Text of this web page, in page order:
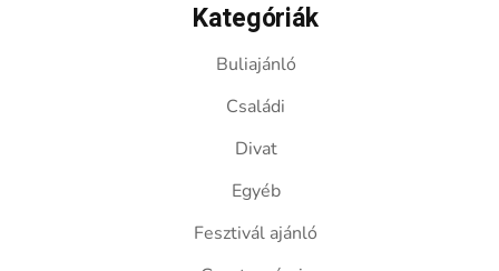
Kategóriák
Buliajánló
Családi
Divat
Egyéb
Fesztivál ajánló